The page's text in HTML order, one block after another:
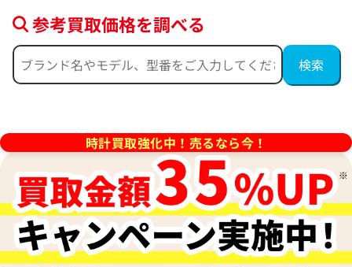
ィノ IW391031
日時点の参考買取価格です
IWC ポートフィノ IW391009
※2026年4月9日時点の参考買
参考買取価格を調べる
時計買取強化中！売るなら今！